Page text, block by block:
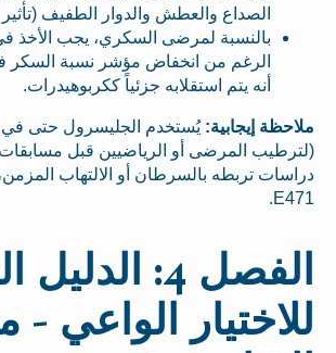
الصداع والعطش والدوار الطفيف
بالنسبة لمرضى السكري، يجب الأخذ في
الرغم من انخفاض مؤشر نسبة السكر في
أنه يتم استقلابه جزئياً ككربوهيدرات.
ملاحظة إيجابية: يُستخدم الجليسرول حتى في
(لترطيب المرضى أو الرياضيين قبل مسابقات
دراسات تربطه بالسرطان أو الالتهاب
E471.
الفصل 4:
للاختيار الواعي